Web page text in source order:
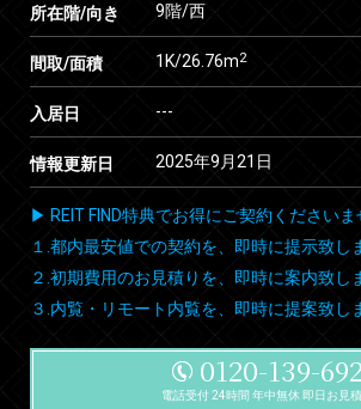
所在階/向き 9階/西
間取/面積 1K/26.76m2
入居日 ---
情報更新日 2025年9月21日
▶ REIT FIND特典でお得にご契約くださいま
１.都内最安値での契約を、即時に提示致し
２.初期費用のお見積りを、即時に案内致し
３.内覧・リモート内覧を、即時に提案致し
0120-139-692
電話受付 24時間 年中無休 即日お見